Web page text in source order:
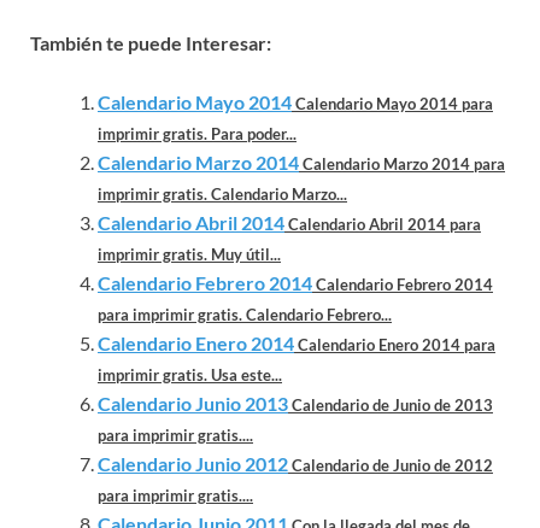
También te puede Interesar:
Calendario Mayo 2014Calendario Mayo 2014 para
imprimir gratis. Para poder...
Calendario Marzo 2014Calendario Marzo 2014 para
imprimir gratis. Calendario Marzo...
Calendario Abril 2014Calendario Abril 2014 para
imprimir gratis. Muy útil...
Calendario Febrero 2014Calendario Febrero 2014
para imprimir gratis. Calendario Febrero...
Calendario Enero 2014Calendario Enero 2014 para
imprimir gratis. Usa este...
Calendario Junio 2013Calendario de Junio de 2013
para imprimir gratis....
Calendario Junio 2012Calendario de Junio de 2012
para imprimir gratis....